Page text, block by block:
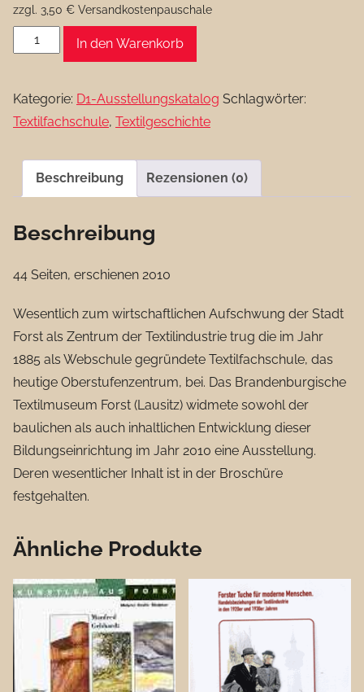
zzgl. 3,50 € Versandkostenpauschale
Forst
(Lausitz)
In den Warenkorb
Kategorie: D1-Ausstellungskatalog Schlagwörter:
Textilfachschule, Textilgeschichte
Beschreibung Rezensionen (0)
Beschreibung
44 Seiten, erschienen 2010
Wesentlich zum wirtschaftlichen Aufschwung der Stadt
Forst als Zentrum der Textilindustrie trug die im Jahr
1885 als Webschule gegründete Textilfachschule, das
heutige Oberstufenzentrum, bei. Das Brandenburgische
Textilmuseum Forst (Lausitz) widmete sowohl der
baulichen als auch inhaltlichen Entwicklung dieser
Bildungseinrichtung im Jahr 2010 eine Ausstellung.
Deren wesentlicher Inhalt ist in der Broschüre
festgehalten.
Ähnliche Produkte